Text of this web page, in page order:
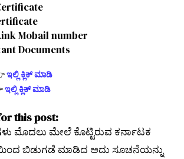
Mobail number
Documents
ಇಲ್ಲಿ ಕ್ಲಿಕ್ ಮಾಡಿ
ಇಲ್ಲಿ ಕ್ಲಿಕ್ ಮಾಡಿ
this post:
ಮೊದಲು ಮೇಲೆ ಕೊಟ್ಟಿರುವ ಕರ್ನಾಟಕ
ಬಿಡುಗಡೆ ಮಾಡಿದ ಅದು ಸೂಚನೆಯನ್ನು